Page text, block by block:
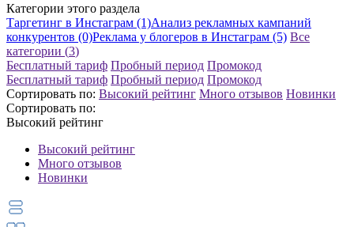
Категории этого раздела
Таргетинг в Инстаграм (1)Анализ рекламных кампаний
конкурентов (0)Реклама у блогеров в Инстаграм (5) Все
категории (3)
Бесплатный тариф Пробный период Промокод
Бесплатный тариф Пробный период Промокод
Сортировать по: Высокий рейтинг Много отзывов Новинки
Сортировать по:
Высокий рейтинг
Высокий рейтинг
Много отзывов
Новинки